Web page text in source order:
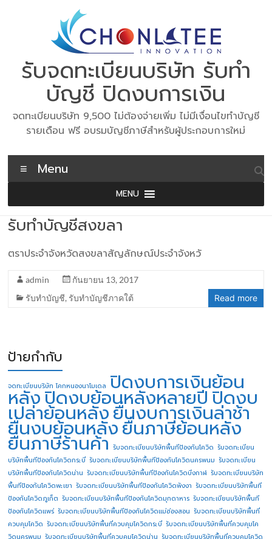
รับจดทะเบียนบริษัท รับทำ
บัญชี ปิดงบการเงิน
จดทะเบียนบริษัท 9,500 ไม่ต้องจ่ายเพิ่ม ไม่มีเงื่อนไขทำบัญชี
รายเดือน ฟรี อบรมบัญชีภาษีสำหรับผู้ประกอบการใหม่
Menu
MENU
รับทำบัญชีสงขลา
ตราประจำจังหวัดสงขลาสัญลักษณ์ประจำจังหวั
admin
กันยายน 13, 2017
รับทำบัญชี, รับทำบัญชีภาคใต้ Read more
ป้ายกำกับ
จดทะเบียนบริษัท โคกหนองนาโมเดล ปิดงบการเงินย้อน
หลังปิดงบย้อนหลังหลายปี ปิดงบ
เปล่าย้อนหลังยื่นงบการเงินล่าช้า
ยื่นงบย้อนหลังยื่นภาษีย้อนหลัง
ยื่นภาษีร้านค้า รับจดทะเบียนบริษัทพื้นทีป้องกันโควิด รับจดทะเบียน
บริษัทพื้นทีป้องกันโควิดกระบี่ รับจดทะเบียนบริษัทพื้นทีป้องกันโควิดนครพนม รับจดทะเบียน
บริษัทพื้นทีป้องกันโควิดน่าน รับจดทะเบียนบริษัทพื้นทีป้องกันโควิดบึงกาฬ รับจดทะเบียนบริษัท
พื้นทีป้องกันโควิดพะเยา รับจดทะเบียนบริษัทพื้นทีป้องกันโควิดพังงา รับจดทะเบียนบริษัทพื้นที
ป้องกันโควิดภูเก็ต รับจดทะเบียนบริษัทพื้นทีป้องกันโควิดมุกดาหาร รับจดทะเบียนบริษัทพื้นที
ป้องกันโควิดแพร่ รับจดทะเบียนบริษัทพื้นทีป้องกันโควิดแม่ฮ่องสอน รับจดทะเบียนบริษัทพื้นที่
ควบคุมโควิด รับจดทะเบียนบริษัทพื้นที่ควบคุมโควิดกระบี่ รับจดทะเบียนบริษัทพื้นที่ควบคุมโค
วิดนครพนม รับจดทะเบียนบริษัทพื้นที่ควบคุมโควิดน่าน รับจดทะเบียนบริษัทพื้นที่ควบคุมโควิด